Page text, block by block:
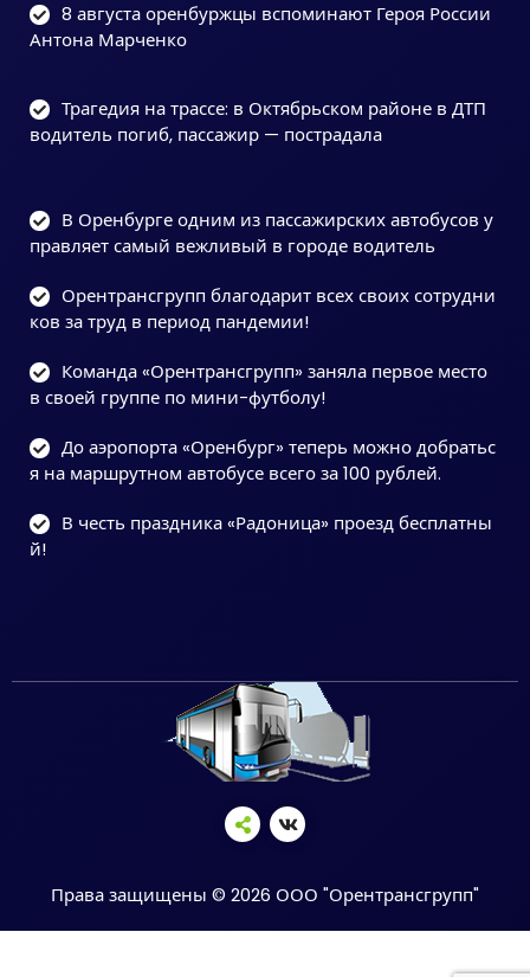
8 августа оренбуржцы вспоминают Героя России
Антона Марченко
Трагедия на трассе: в Октябрьском районе в ДТП
водитель погиб, пассажир — пострадала
В Оренбурге одним из пассажирских автобусов у
правляет самый вежливый в городе водитель
Орентрансгрупп благодарит всех своих сотрудни
ков за труд в период пандемии!
Команда «Орентрансгрупп» заняла первое место
в своей группе по мини-футболу!
До аэропорта «Оренбург» теперь можно добратьс
я на маршрутном автобусе всего за 100 рублей.
В честь праздника «Радоница» проезд бесплатны
й!
Права защищены © 2026 ООО "Орентрансгрупп"